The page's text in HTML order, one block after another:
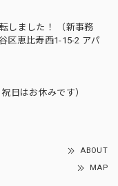
しました！ （新事務
区恵比寿西1-15-2 アパ
日はお休みです）
ABOUT
MAP